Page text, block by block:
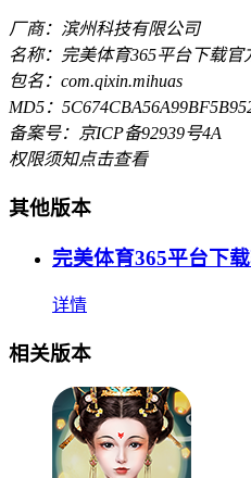
厂商：滨州科技有限公司
名称：完美体育365平台下载官
包名：com.qixin.mihuas
MD5：
备案号：京ICP备92939号4A
权限须知点击查看
其他版本
完美体育365平台下
详情
相关版本